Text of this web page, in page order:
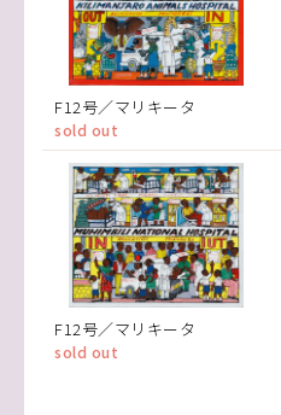
F12号／マリキータ
sold out
F12号／マリキータ
sold out